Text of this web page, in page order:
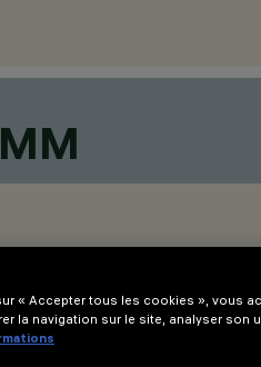
« Accepter tous les cookies », vous
la navigation sur le site, analyser son